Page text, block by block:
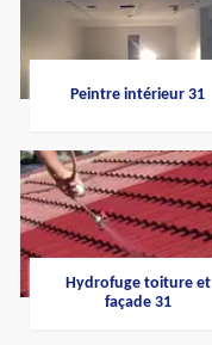
Peintre intérieur 31
Hydrofuge toiture et
façade 31